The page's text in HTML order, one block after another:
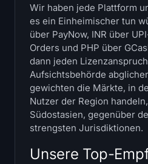
Liquidations
Alle Liquidations
BTC Heatmap
ETH Heatmap
SOL Heatmap
HYPE Heatmap
Wir haben jede Plattform
es ein Einheimischer tun
über PayNow, INR über
Orders und PHP über
dann jeden
Aufsichtsbehörde
gewichten die Märkte, in
Nutzer der Region
Südostasien, gegenüber
strengsten Jurisdiktionen.
Unsere Top-